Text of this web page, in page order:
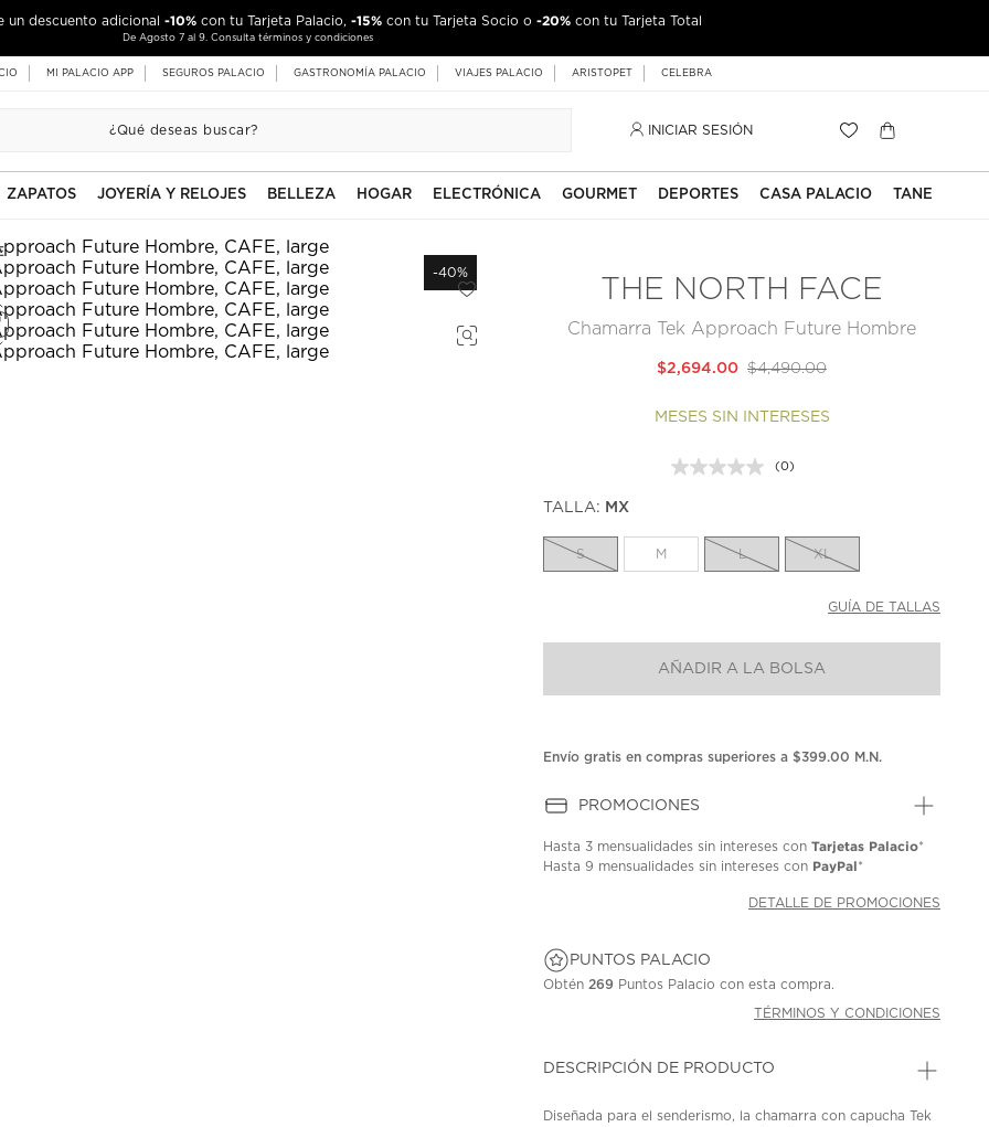
un descuento adicional -10% con tu Tarjeta Palacio, -15% con tu Tarjeta Socio o -20% con tu Tarjeta Total
De Agosto 7 al 9. Consulta términos y condiciones
MI PALACIO APP SEGUROS PALACIO GASTRONOMÍA PALACIO VIAJES PALACIO ARISTOPET CELEBRA
INICIAR SESIÓN
ZAPATOS JOYERÍA Y RELOJES BELLEZA HOGAR ELECTRÓNICA GOURMET DEPORTES CASA PALACIO TANE
-40%
THE NORTH FACE
Chamarra Tek Approach Future Hombre
$4,490.00
$2,694.00
MESES SIN INTERESES
Sin
la
misma
(0)
TALLA: MX
S M L XL
GUÍA DE TALLAS
AÑADIR A LA BOLSA
Envío gratis en compras superiores a $399.00 M.N.
PROMOCIONES
Hasta 3 mensualidades sin intereses conTarjetas Palacio*
Hasta9 mensualidades sin intereses con PayPal*
DETALLE DE PROMOCIONES
PUNTOS PALACIO
Obtén 269 Puntos Palacio con esta compra.
TÉRMINOS Y CONDICIONES
DESCRIPCIÓN DE PRODUCTO
Diseñada para el senderismo, la chamarra con capucha Tek